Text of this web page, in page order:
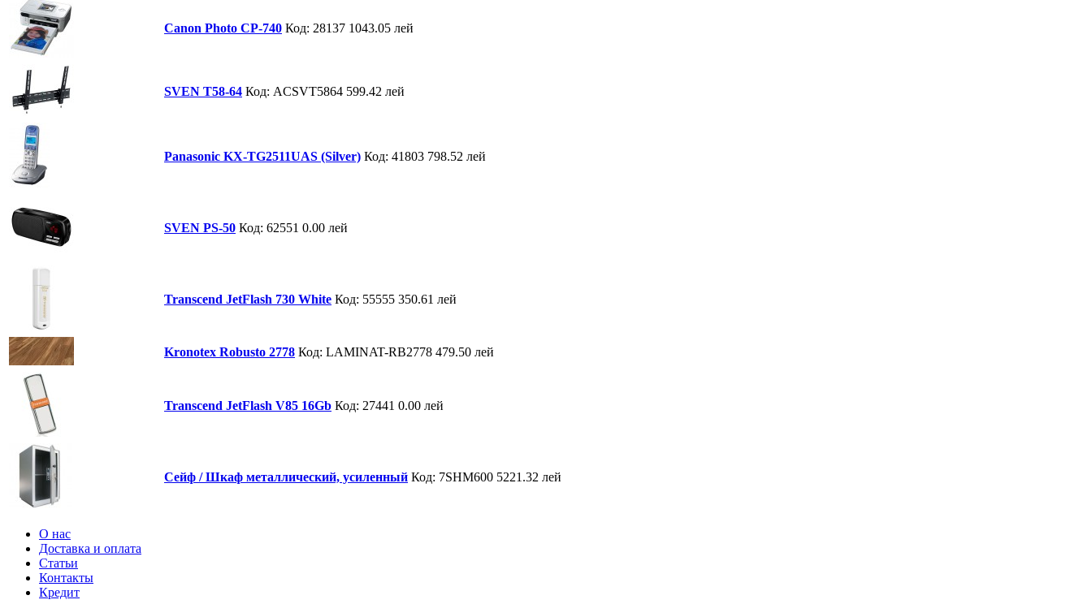
Canon Photo СP-740 Код: 28137 1043.05 лей
SVEN T58-64 Код: ACSVT5864 599.42 лей
Panasonic KX-TG2511UAS (Silver) Код: 41803 798.52 лей
SVEN PS-50 Код: 62551 0.00 лей
Transcend JetFlash 730 White Код: 55555 350.61 лей
Kronotex Robusto 2778 Код: LAMINAT-RB2778 479.50 лей
Transcend JetFlash V85 16Gb Код: 27441 0.00 лей
Сейф / Шкаф металлический, усиленный Код: 7SHM600 5221.32 лей
О нас
Доставка и оплата
Статьи
Контакты
Кредит